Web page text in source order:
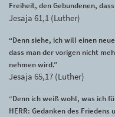
Freiheit, den Gebundenen,
Jesaja 61,1 (Luther)
“Denn siehe, ich will einen
dass man der vorigen nicht
nehmen wird.”
Jesaja 65,17 (Luther)
“Denn ich weiß wohl, was ich
HERR: Gedanken des Friedens